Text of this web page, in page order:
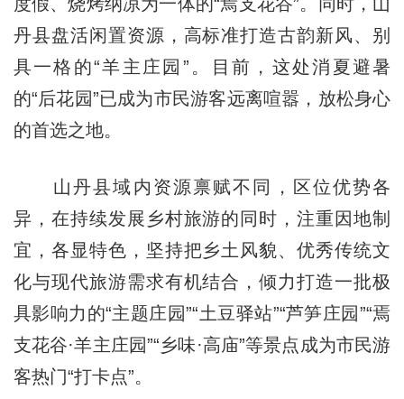
丹县盘活闲置资源，高标准打造古韵新风、别
具一格的“羊主庄园”。目前，这处消夏避暑
的“后花园”已成为市民游客远离喧嚣，放松身心
的首选之地。
山丹县域内资源禀赋不同，区位优势各
异，在持续发展乡村旅游的同时，注重因地制
宜，各显特色，坚持把乡土风貌、优秀传统文
化与现代旅游需求有机结合，倾力打造一批极
具影响力的“主题庄园”“土豆驿站”“芦笋庄园”“焉
支花谷·羊主庄园”“乡味·高庙”等景点成为市民游
客热门“打卡点”。